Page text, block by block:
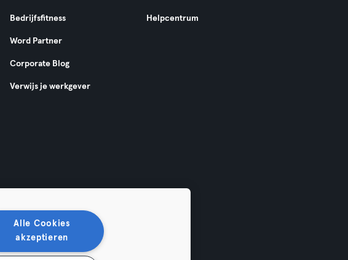
Bedrijfsfitness
Word Partner
Corporate Blog
Verwijs je werkgever
Helpcentrum
Alle Cookies
akzeptieren